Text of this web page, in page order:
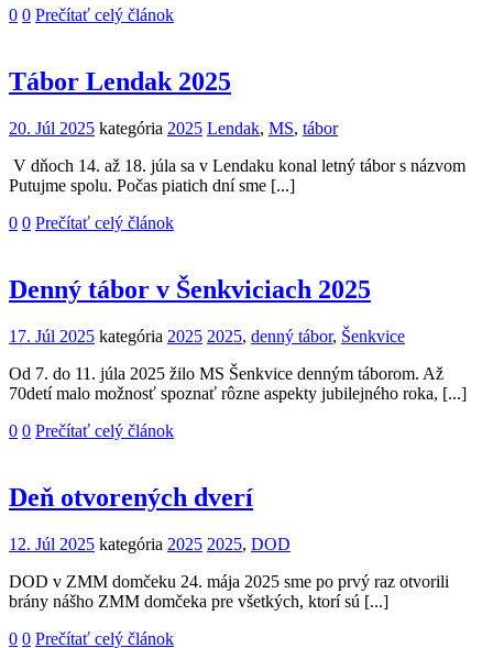
0 0 Prečítať celý článok
Tábor Lendak 2025
20. Júl 2025 kategória 2025 Lendak, MS, tábor
V dňoch 14. až 18. júla sa v Lendaku konal letný tábor s názvom
Putujme spolu. Počas piatich dní sme [...]
0 0 Prečítať celý článok
Denný tábor v Šenkviciach 2025
17. Júl 2025 kategória 2025 2025, denný tábor, Šenkvice
Od 7. do 11. júla 2025 žilo MS Šenkvice denným táborom. Až
70detí malo možnosť spoznať rôzne aspekty jubilejného roka, [...]
0 0 Prečítať celý článok
Deň otvorených dverí
12. Júl 2025 kategória 2025 2025, DOD
DOD v ZMM domčeku 24. mája 2025 sme po prvý raz otvorili
brány nášho ZMM domčeka pre všetkých, ktorí sú [...]
0 0 Prečítať celý článok